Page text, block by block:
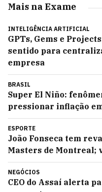
Mais na Exame
INTELIGÊNCIA ARTIFICIAL
GPTs, Gems e
sentido para
empresa
BRASIL
Super El Niño:
pressionar inflação
ESPORTE
João Fonseca tem
Masters de Montreal;
NEGÓCIOS
CEO do Assaí alerta